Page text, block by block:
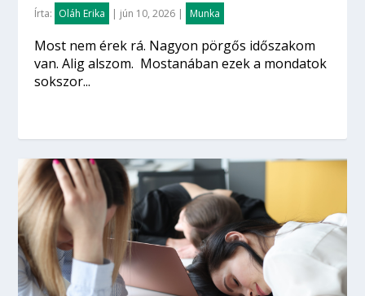
Írta: Oláh Erika | jún 10, 2026 | Munka
Most nem érek rá. Nagyon pörgős időszakom
van. Alig alszom. Mostanában ezek a mondatok
sokszor...